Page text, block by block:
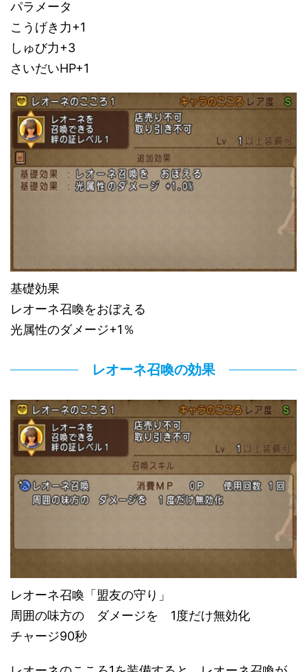
パラメータ
こうげき力+1
しゅび力+3
さいだいHP+1
基礎効果
レオーネ召喚をおぼえる
光属性のダメージ+1％
レオーネ召喚の効果
レオーネ召喚「盟友の守り」
周囲の味方の ダメージを 1度だけ無効化
チャージ90秒